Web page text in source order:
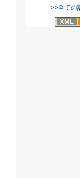
>>全ての
XML